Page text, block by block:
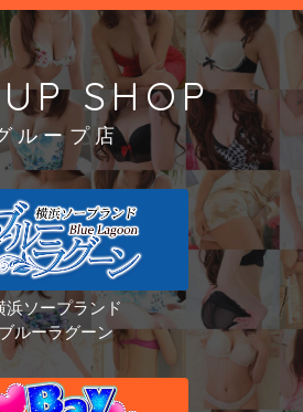
SHOP
ループ店
浜ソープランド
ブルーラグーン